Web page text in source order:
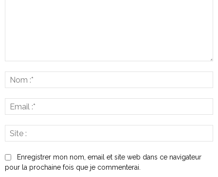
:*
:*
:
Enregistrer mon nom, email et site web dans ce navigateur
pour la prochaine fois que je commenterai.